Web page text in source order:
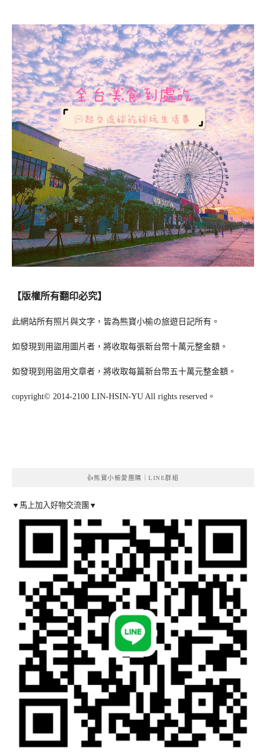
【版權所有翻印必究】
此網站所有照片與文字，皆為熊寶小榆の旅遊日記所有。
如發現到用盜用圖片者，將收取每張新台幣十萬元整金額。
如發現到用盜用文章者，將收取每篇新台幣五十萬元整金額。
copyright© 2014-2100 LIN-HSIN-YU All rights reserved。
👍熊寶小榆愛團購｜LINE群組
▼馬上加入好物交流團▼